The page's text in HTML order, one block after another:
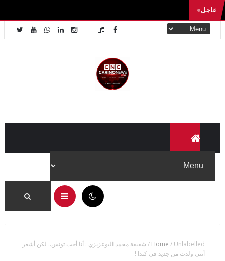
عاجل
Home / Unlabelled
/ شقيقة محمد البوعزيزي : أنا أحب تونس.. لكن أشعر
أنني ولدت من جديد في كندا !